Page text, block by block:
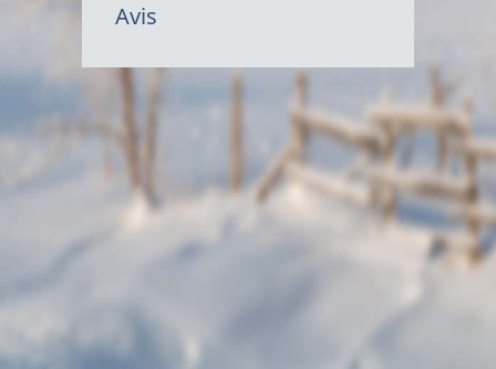
Avis
Canada